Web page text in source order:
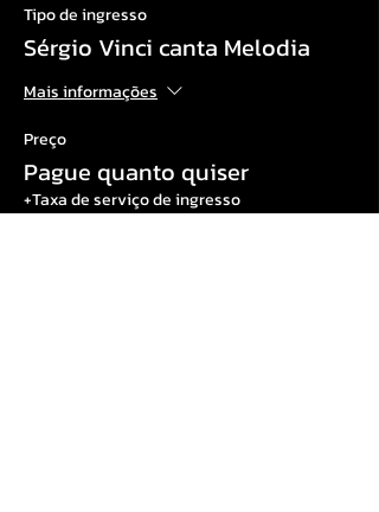
Tipo de ingresso
Sérgio Vinci canta Melodia
Mais informações
Preço
Pague quanto quiser
+Taxa de serviço de ingresso